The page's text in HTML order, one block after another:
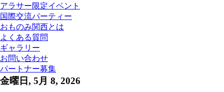
アラサー限定イベント
国際交流パーティー
おものみ関西とは
よくある質問
ギャラリー
お問い合わせ
パートナー募集
金曜日, 5月 8, 2026